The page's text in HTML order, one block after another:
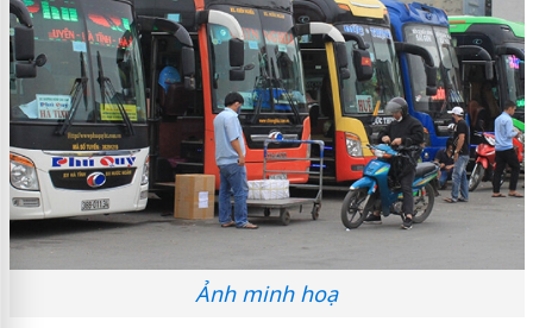
Ảnh minh hoạ